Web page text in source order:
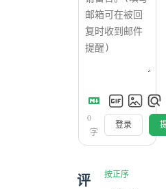
0
字
登录
评
按正序